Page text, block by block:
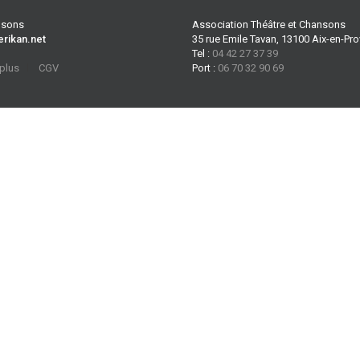
CGV
Association Théâtre et Chansons
35 rue Emile Tavan, 13100 Aix-en-
Tel : 04 42 27 37 39
Port : 06 70 32 90 69